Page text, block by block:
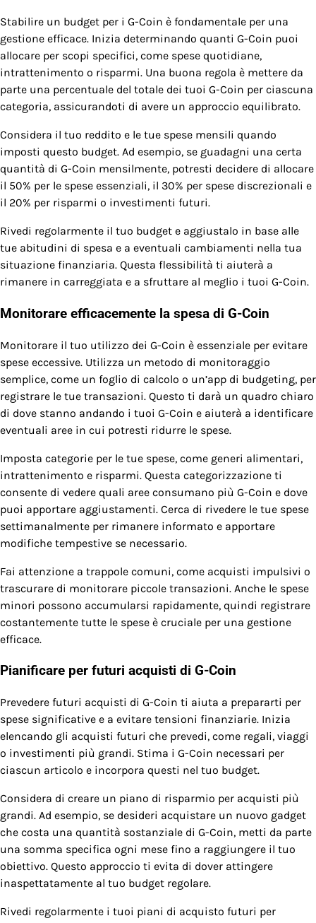
Stabilire un budget per i G-Coin è fondamentale per una
gestione efficace. Inizia determinando quanti G-Coin puoi
allocare per scopi specifici, come spese quotidiane,
intrattenimento o risparmi. Una buona regola è mettere da
parte una percentuale del totale dei tuoi G-Coin per ciascuna
categoria, assicurandoti di avere un approccio equilibrato.
Considera il tuo reddito e le tue spese mensili quando
imposti questo budget. Ad esempio, se guadagni una certa
quantità di G-Coin mensilmente, potresti decidere di allocare
il 50% per le spese essenziali, il 30% per spese discrezionali e
il 20% per risparmi o investimenti futuri.
Rivedi regolarmente il tuo budget e aggiustalo in base alle
tue abitudini di spesa e a eventuali cambiamenti nella tua
situazione finanziaria. Questa flessibilità ti aiuterà a
rimanere in carreggiata e a sfruttare al meglio i tuoi G-Coin.
Monitorare efficacemente la spesa di G-Coin
Monitorare il tuo utilizzo dei G-Coin è essenziale per evitare
spese eccessive. Utilizza un metodo di monitoraggio
semplice, come un foglio di calcolo o un’app di budgeting, per
registrare le tue transazioni. Questo ti darà un quadro chiaro
di dove stanno andando i tuoi G-Coin e aiuterà a identificare
eventuali aree in cui potresti ridurre le spese.
Imposta categorie per le tue spese, come generi alimentari,
intrattenimento e risparmi. Questa categorizzazione ti
consente di vedere quali aree consumano più G-Coin e dove
puoi apportare aggiustamenti. Cerca di rivedere le tue spese
settimanalmente per rimanere informato e apportare
modifiche tempestive se necessario.
Fai attenzione a trappole comuni, come acquisti impulsivi o
trascurare di monitorare piccole transazioni. Anche le spese
minori possono accumularsi rapidamente, quindi registrare
costantemente tutte le spese è cruciale per una gestione
efficace.
Pianificare per futuri acquisti di G-Coin
Prevedere futuri acquisti di G-Coin ti aiuta a prepararti per
spese significative e a evitare tensioni finanziarie. Inizia
elencando gli acquisti futuri che prevedi, come regali, viaggi
o investimenti più grandi. Stima i G-Coin necessari per
ciascun articolo e incorpora questi nel tuo budget.
Considera di creare un piano di risparmio per acquisti più
grandi. Ad esempio, se desideri acquistare un nuovo gadget
che costa una quantità sostanziale di G-Coin, metti da parte
una somma specifica ogni mese fino a raggiungere il tuo
obiettivo. Questo approccio ti evita di dover attingere
inaspettatamente al tuo budget regolare.
Rivedi regolarmente i tuoi piani di acquisto futuri per